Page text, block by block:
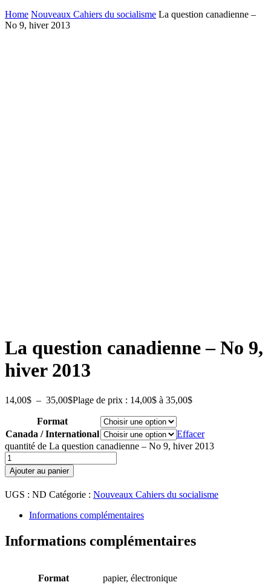
Home Nouveaux Cahiers du socialisme La question canadienne –
No 9, hiver 2013
La question canadienne – No 9,
hiver 2013
14,00$ – 35,00$Plage de prix : 14,00$ à 35,00$
Format
Canada / International
Effacer
quantité de La question canadienne – No 9, hiver 2013
Ajouter au panier
UGS : ND Catégorie : Nouveaux Cahiers du socialisme
Informations complémentaires
Informations complémentaires
Format papier, électronique